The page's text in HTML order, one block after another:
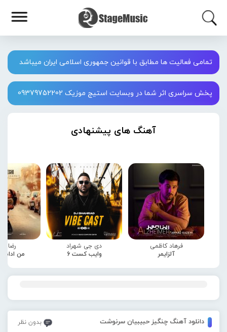
تمامی فعالیت ها مطابق با قوانین جمهوری اسلامی ایران میباشد
پخش سراسری اثر شما در وبسایت استیج موزیک 09379752202
آهنگ های پیشنهادی
فرهاد کاظمی
آلزایمر
دی جی شهراد
وایب کست 6
رضا
من
دانلود آهنگ چنگیز حبیبیان سرنوشت بدون نظر